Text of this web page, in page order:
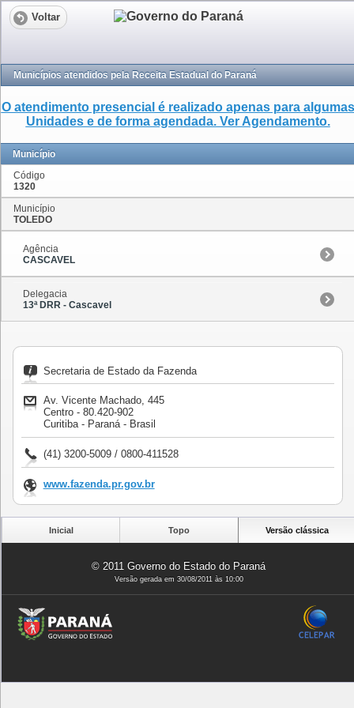
Voltar
Municípios atendidos pela Receita Estadual do Paraná
O atendimento presencial é realizado apenas para algumas
Unidades e de forma agendada. Ver Agendamento.
Município
Código
1320
Município
TOLEDO
Agência
CASCAVEL
Delegacia
13ª DRR - Cascavel
Secretaria de Estado da Fazenda
Av. Vicente Machado, 445
Centro - 80.420-902
Curitiba - Paraná - Brasil
(41) 3200-5009 / 0800-411528
www.fazenda.pr.gov.br
Inicial Topo Versão clássica
© 2011 Governo do Estado do Paraná
Versão gerada em 30/08/2011 às 10:00